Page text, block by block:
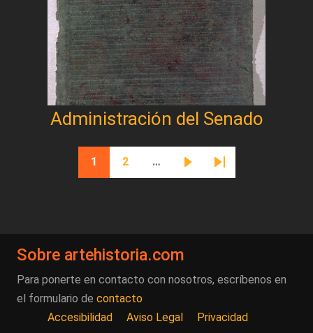
Administración del Senado
Paginación
Página actual
1
Página
2 …
Siguiente página
Última página
Sobre artehistoria.com
Para ponerte en contacto con nosotros, escríbenos en
el formulario de contacto
Accesibilidad
Aviso Legal Privacidad